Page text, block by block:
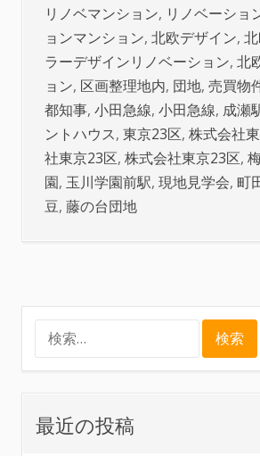
リノベマンション, リノベーショ
ョンマンション, 北欧デザイン,
ラーデザインリノベーション, 北
ョン, 区画整理地内, 団地, 売買物
都知事, 小田急線, 小田急線, 成瀬
ントハウス, 東京23区, 株式会社
社東京23区, 株式会社東京23区,
園, 玉川学園前駅, 現地見学会, 町
豆, 藤の台団地
最近の投稿